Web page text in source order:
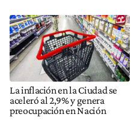
La inflación en la Ciudad se
aceleró al 2,9% y genera
preocupación en Nación